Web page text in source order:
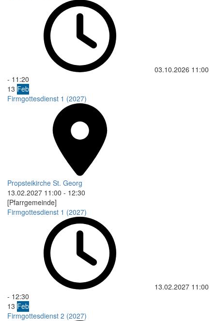
03.10.2026 11:00
- 11:20
13 Feb
Firmgottesdienst 1 (2027)
Propsteikirche St. Georg
13.02.2027 11:00 - 12:30
[Pfarrgemeinde]
Firmgottesdienst 1 (2027)
13.02.2027 11:00
- 12:30
13 Feb
Firmgottesdienst 2 (2027)